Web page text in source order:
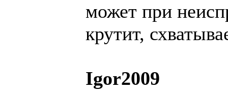
может при
крутит,
Igor2009